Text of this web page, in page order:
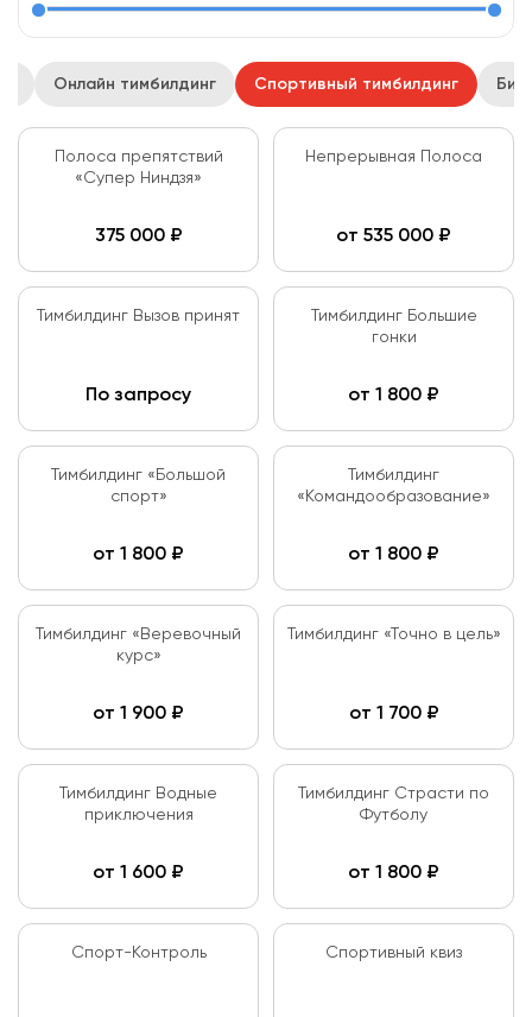
Онлайн тимбилдинг Спортивный тимбилдинг
Полоса препятствий
«Супер Ниндзя»
375 000₽
Непрерывная Полоса
от 535 000 ₽
Тимбилдинг Вызов принят
По запросу
Тимбилдинг Большие
гонки
от 1 800 ₽
Тимбилдинг «Большой
спорт»
от 1 800 ₽
Тимбилдинг
«Командообразование»
от 1 800 ₽
Тимбилдинг «Веревочный
курс»
от 1 900 ₽
Тимбилдинг «Точно в цель»
от 1 700₽
Тимбилдинг Водные
приключения
от 1 600 ₽
Тимбилдинг Страсти по
Футболу
от 1 800 ₽
Спорт-Контроль Спортивный квиз